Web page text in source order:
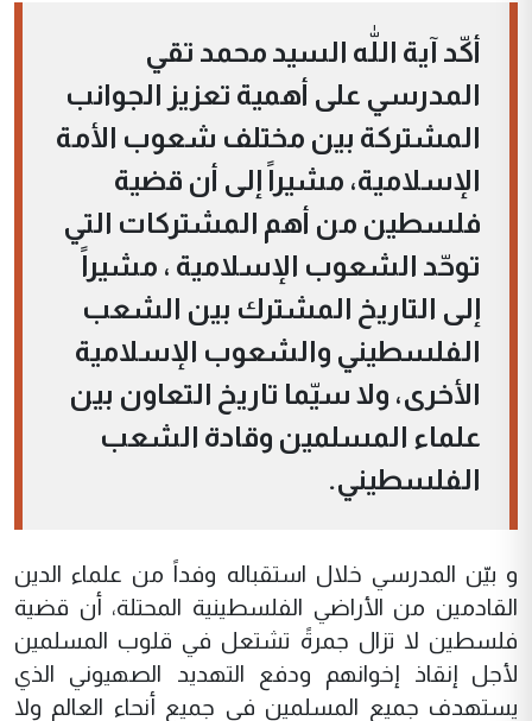
أكّد آية اللّٰه السيد محمد تقي
المدرسي على أهمية تعزيز الجوانب
المشتركة بين مختلف شعوب الأمة
الإسلامية، مشيراً إلى أن قضية
فلسطين من أهم المشتركات التي
توحّد الشعوب الإسلامية ، مشيراً
إلى التاريخ المشترك بين الشعب
الفلسطيني والشعوب الإسلامية
الأخرى، ولا سيّما تاريخ التعاون بين
علماء المسلمين وقادة الشعب
الفلسطيني.
و بيّن المدرسي خلال استقباله وفداً من علماء الدين
القادمين من الأراضي الفلسطينية المحتلة، أن قضية
فلسطين لا تزال جمرةً تشتعل في قلوب المسلمين
لأجل إنقاذ إخوانهم ودفع التهديد الصهيوني الذي
يستهدف جميع المسلمين في جميع أنحاء العالم ولا